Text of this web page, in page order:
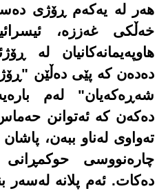
هەر لە یەکەم ڕۆژی
خەڵکی غەززە،
هاوپەیمانەکانیان لە
دەدەن کە پێی دەڵێن
شەڕەکەیان" لەم
دەکەن کە ئەتوانن
تەواوی لەناو ببەن،
چارەنووسی
دەکات. ئەم پلانە لەسەر